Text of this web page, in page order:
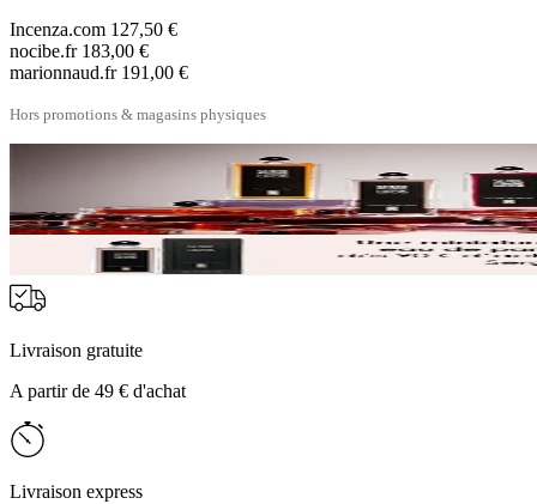
Incenza.com 127,50 €
nocibe.fr 183,00 €
marionnaud.fr 191,00 €
Hors promotions & magasins physiques
Livraison gratuite
A partir de 49 € d'achat
Livraison express